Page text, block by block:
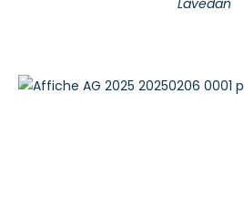
Lavedan